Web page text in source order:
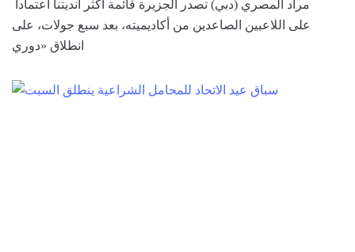
على اللاعبين الصاعدين من أكاديميته، بعد سبع جولات، على
انطلاق «دوري